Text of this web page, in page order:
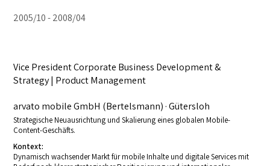
2005/10 2008/04
Vice President Corporate Business Development &
Strategy | Product Management
arvato mobile GmbH (Bertelsmann) · Gütersloh
Strategische Neuausrichtung und Skalierung eines globalen Mobile-
Content-Geschäfts.
Kontext:
Dynamisch wachsender Markt für mobile Inhalte und digitale Services mit